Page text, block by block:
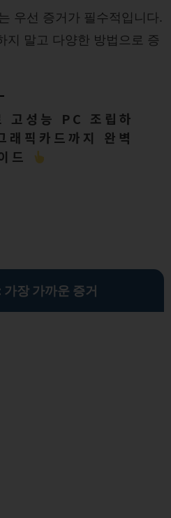
우선 증거가 필수적입니다.
지 말고 다양한 방법으로 증
고성능 PC 조립하
픽카드까지 완벽
드
장 가까운 증거